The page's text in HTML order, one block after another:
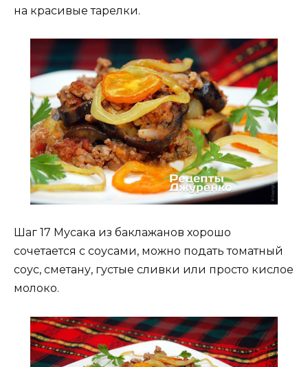
на красивые тарелки.
Шаг 17 Мусака из баклажанов хорошо
сочетается с соусами, можно подать томатный
соус, сметану, густые сливки или просто кислое
молоко.